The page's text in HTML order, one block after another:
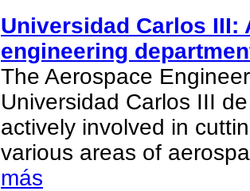
Universidad Carlos III:
engineering
The Aerospace
Universidad Carlos III
actively involved in
various areas of
más